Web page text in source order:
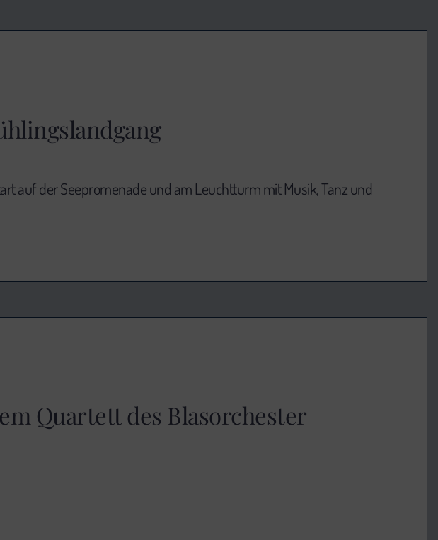
auf der Seepromenade und am Leuchtturm mit Musik, Tanz und
Quartett des Blasorchester